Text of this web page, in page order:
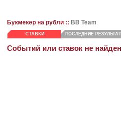
Букмекер на рубли :: BB Team
СТАВКИ ПОСЛЕДНИЕ
Событий или ставок не